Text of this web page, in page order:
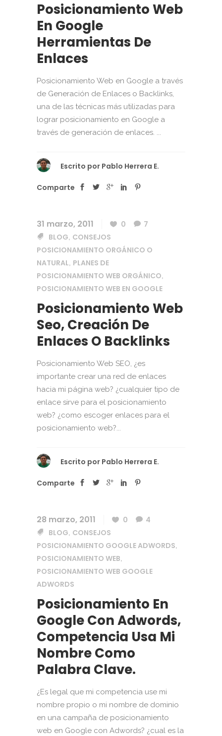
Posicionamiento Web
En Google
Herramientas De
Enlaces
Posicionamiento Web en Google a través
de Generación de Enlaces o Backlinks,
una de las técnicas más utilizadas para
lograr posicionamiento en Google a
través de generación de enlaces. ...
Escrito por Pablo Herrera E.
Comparte
31 marzo, 2011 0
7
BLOG, CONSEJOS
POSICIONAMIENTO ORGÁNICO O
NATURAL, PLANES DE
POSICIONAMIENTO WEB ORGÁNICO,
POSICIONAMIENTO WEB EN GOOGLE
Posicionamiento Web
Seo, Creación De
Enlaces O Backlinks
Posicionamiento Web SEO, ¿es
importante crear una red de enlaces
hacia mi página web? ¿cualquier tipo de
enlace sirve para el posicionamiento
web? ¿como escoger enlaces para el
posicionamiento web?...
Escrito por Pablo Herrera E.
Comparte
28 marzo, 2011 0
4
BLOG, CONSEJOS
POSICIONAMIENTO GOOGLE ADWORDS,
POSICIONAMIENTO WEB,
POSICIONAMIENTO WEB GOOGLE
ADWORDS
Posicionamiento En
Google Con Adwords,
Competencia Usa Mi
Nombre Como
Palabra Clave.
¿Es legal que mi competencia use mi
nombre propio o mi nombre de dominio
en una campaña de posicionamiento
web en Google con Adwords? ¿cual es la